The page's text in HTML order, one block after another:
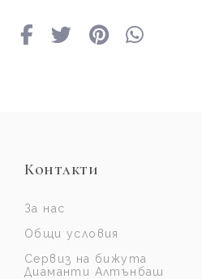
Контакти
За нас
Общи условия
Сервиз на бижута
Диаманти Алтънбаш